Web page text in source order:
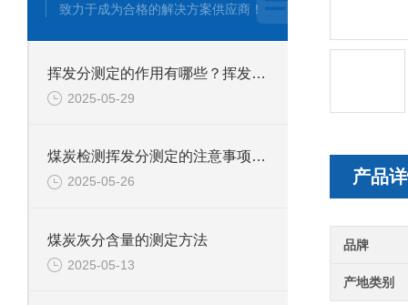
产品
品牌
产地类别
致力于成为合格的解决方案供应商！
挥发分测定的作用有哪些？挥发分测定应用于哪些行业？
2025-05-29
煤炭检测挥发分测定的注意事项有哪些？
2025-05-26
煤炭灰分含量的测定方法
2025-05-13